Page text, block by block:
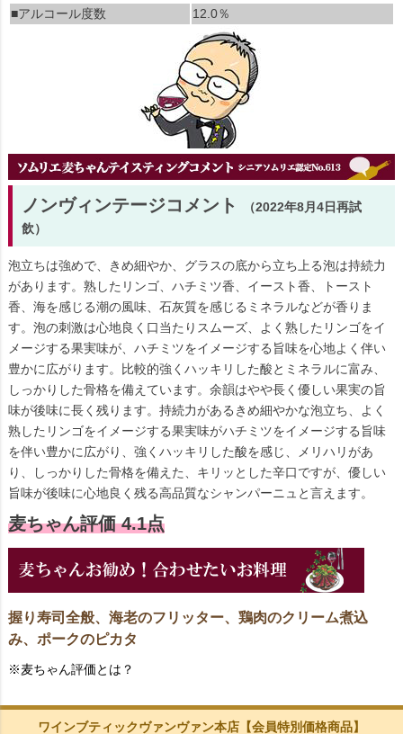
■アルコール度数
12.0％
ノンヴィンテージコメント
（2022年8月4日再試
飲）
泡立ちは強めで、きめ細やか、グラスの底から立ち上る泡は持続力
があります。熟したリンゴ、ハチミツ香、イースト香、トースト
香、海を感じる潮の風味、石灰質を感じるミネラルなどが香りま
す。泡の刺激は心地良く口当たりスムーズ、よく熟したリンゴをイ
メージする果実味が、ハチミツをイメージする旨味を心地よく伴い
豊かに広がります。比較的強くハッキリした酸とミネラルに富み、
しっかりした骨格を備えています。余韻はやや長く優しい果実の旨
味が後味に長く残ります。持続力があるきめ細やかな泡立ち、よく
熟したリンゴをイメージする果実味がハチミツをイメージする旨味
を伴い豊かに広がり、強くハッキリした酸を感じ、メリハリがあ
り、しっかりした骨格を備えた、キリッとした辛口ですが、優しい
旨味が後味に心地良く残る高品質なシャンパーニュと言えます。
麦ちゃん評価 4.1点
握り寿司全般、海老のフリッター、鶏肉のクリーム煮込
み、ポークのピカタ
※麦ちゃん評価とは？
ワインブティックヴァンヴァン本店【会員特別価格商品】